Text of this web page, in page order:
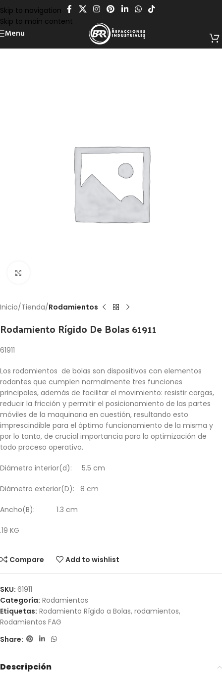
Skip to navigation
Skip to main content
Menu
Inicio Tienda Rodamientos
Rodamiento Rígido De Bolas 61911
61911
Los rodamientos de bolas son dispositivos con elementos
rodantes que cumplen normalmente tres funciones
principales, además de facilitar el movimiento: resistir cargas,
reducir la fricción y permitir el posicionamiento de las partes
móviles de la maquinaria en cuestión, resultando esto
imprescindible para el óptimo funcionamiento de la misma y
por lo tanto, de crucial importancia para la optimización de
todo proceso operativo.
Diámetro interior(d): 5.5 cm
Diámetro exterior(D): 8 cm
Ancho(B): 1.3 cm
.19 KG
Compare Add to wishlist
SKU: 61911
Categoría: Rodamientos
Etiquetas: Rodamiento Rígido a Bolas, rodamientos,
Rodamientos FAG
Share:
Descripción